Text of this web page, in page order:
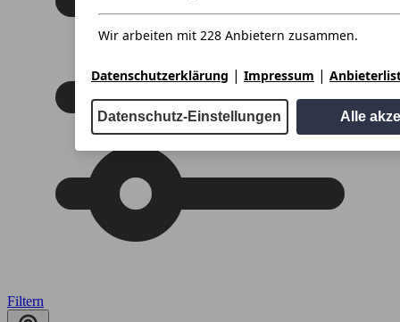
Wir arbeiten mit 228 Anbietern zusammen.
Datenschutzerklärung | Impressum |
Datenschutz-Einstellungen Alle
Filtern